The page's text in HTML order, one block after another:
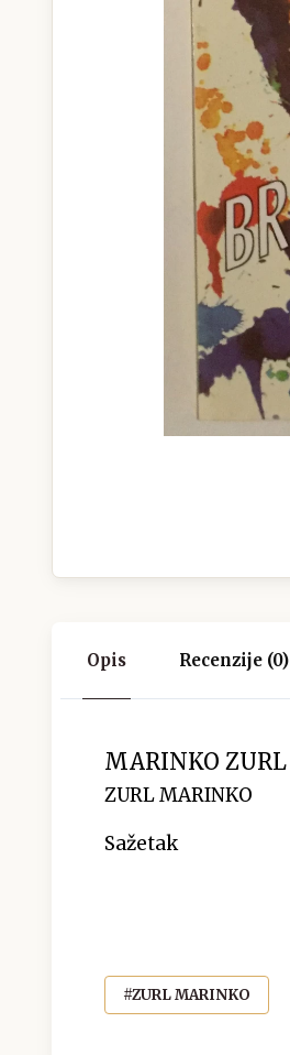
Opis Recenzije (0)
MARINKO ZURL
ZURL MARINKO
Sažetak
#ZURL MARINKO